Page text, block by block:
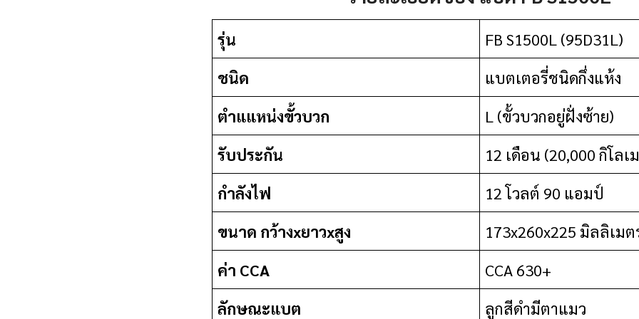
รุ่น
FB S1500L (95D31L)
ชนิด
แบตเตอรี่ชนิดกึ่งแห้ง
ตำแแหน่งขั้วบวก
L (ขั้วบวกอยู่ฝั่งซ้าย)
รับประกัน
12 เดือน (20,000 กิโลเ
กำลังไฟ
12 โวลต์ 90 แอมป์
ขนาด กว้างxยาวxสูง
173x260x225 มิลลิเมต
ค่า CCA
CCA 630+
ลักษณะแบต
ลูกสีดำมีตาแมว